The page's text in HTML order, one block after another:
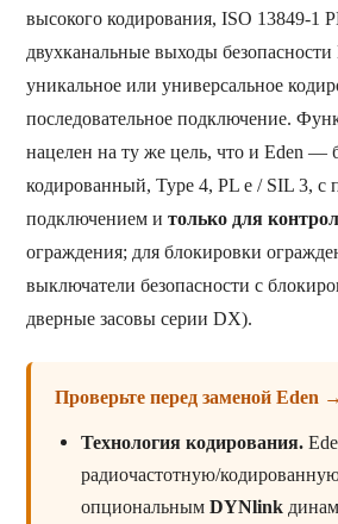
высокого кодирования, ISO 13849-1
двухканальные выходы безопасности
уникальное или универсальное
последовательное подключение.
нацелен на ту же цель, что и Eden —
кодированный, Type 4, PL e / SIL 3, с
подключением и только для
ограждения; для блокировки
выключатели безопасности с
дверные засовы серии DX).
Проверьте перед заменой Eden
Технология кодирования.
радиочастотную/
опциональным DYNlink